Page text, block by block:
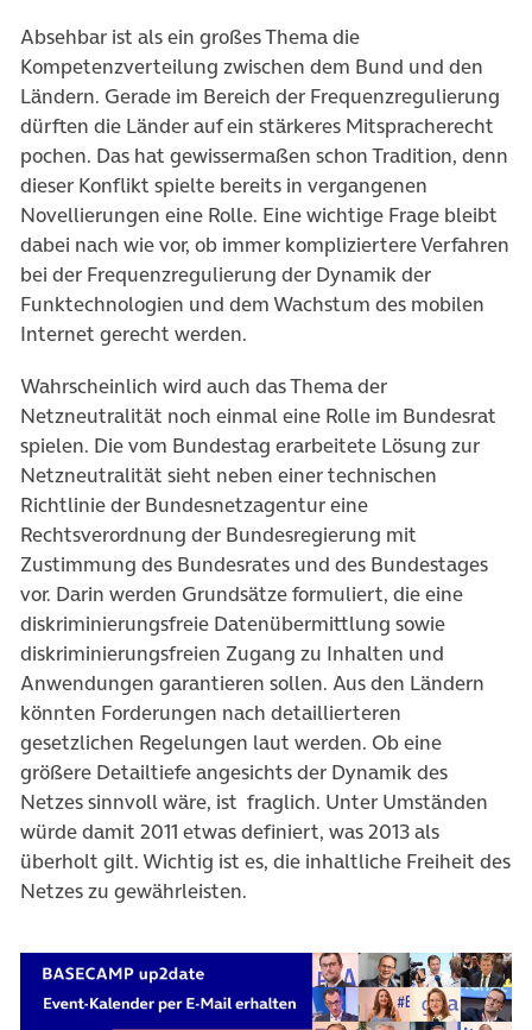
Absehbar ist als ein großes Thema die
Kompetenzverteilung zwischen dem Bund und den
Ländern. Gerade im Bereich der Frequenzregulierung
dürften die Länder auf ein stärkeres Mitspracherecht
pochen. Das hat gewissermaßen schon Tradition, denn
dieser Konflikt spielte bereits in vergangenen
Novellierungen eine Rolle. Eine wichtige Frage bleibt
dabei nach wie vor, ob immer kompliziertere Verfahren
bei der Frequenzregulierung der Dynamik der
Funktechnologien und dem Wachstum des mobilen
Internet gerecht werden.
Wahrscheinlich wird auch das Thema der
Netzneutralität noch einmal eine Rolle im Bundesrat
spielen. Die vom Bundestag erarbeitete Lösung zur
Netzneutralität sieht neben einer technischen
Richtlinie der Bundesnetzagentur eine
Rechtsverordnung der Bundesregierung mit
Zustimmung des Bundesrates und des Bundestages
vor. Darin werden Grundsätze formuliert, die eine
diskriminierungsfreie Datenübermittlung sowie
diskriminierungsfreien Zugang zu Inhalten und
Anwendungen garantieren sollen. Aus den Ländern
könnten Forderungen nach detaillierteren
gesetzlichen Regelungen laut werden. Ob eine
größere Detailtiefe angesichts der Dynamik des
Netzes sinnvoll wäre, ist fraglich. Unter Umständen
würde damit 2011 etwas definiert, was 2013 als
überholt gilt. Wichtig ist es, die inhaltliche Freiheit des
Netzes zu gewährleisten.